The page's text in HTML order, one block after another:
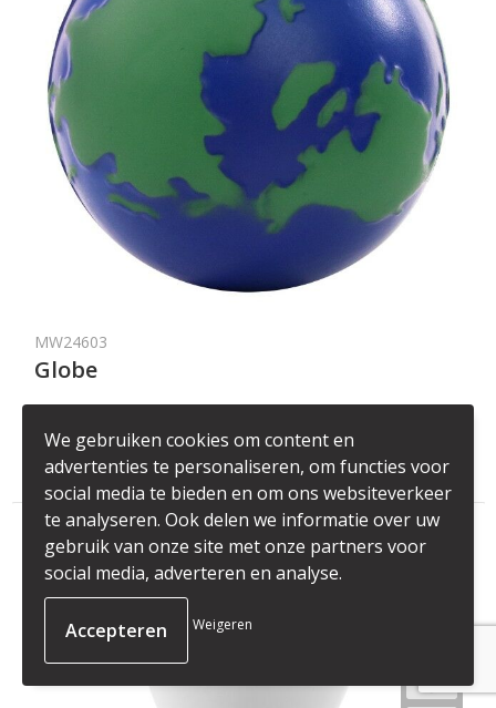
MW24603
Globe
vanaf € 1,30
We gebruiken cookies om content en
advertenties te personaliseren, om functies voor
social media te bieden en om ons websiteverkeer
te analyseren. Ook delen we informatie over uw
gebruik van onze site met onze partners voor
social media, adverteren en analyse.
Weigeren